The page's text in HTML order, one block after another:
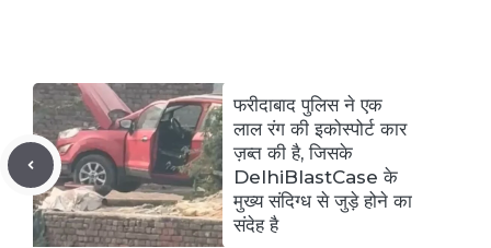
फरीदाबाद पुलिस ने एक
लाल रंग की इकोस्पोर्ट कार
ज़ब्त की है, जिसके
DelhiBlastCase के
मुख्य संदिग्ध से जुड़े होने का
संदेह है